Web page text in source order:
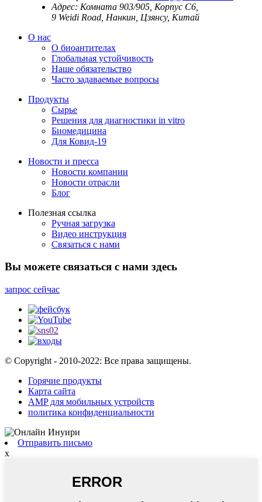
Адрес: Комната 903/905, Корпус С6,
9 Weidi Road, Нанкин, Цзянсу, Китай
О нас
О биоантителах
Глобальная устойчивость
Наше обязательство
Часто задаваемые вопросы
Продукты
Сырье
Решения для диагностики in vitro
Биомедицина
Для Ковид-19
Новости и пресса
Новости компании
Новости отрасли
Блог
Полезная ссылка
Ручная загрузка
Видео инструкция
Связаться с нами
Вы можете связаться с нами здесь
запрос сейчас
© Copyright - 2010-2022: Все права защищены.
Горячие продукты
Карта сайта
AMP для мобильных устройств
политика конфиденциальности
Отправить письмо
x